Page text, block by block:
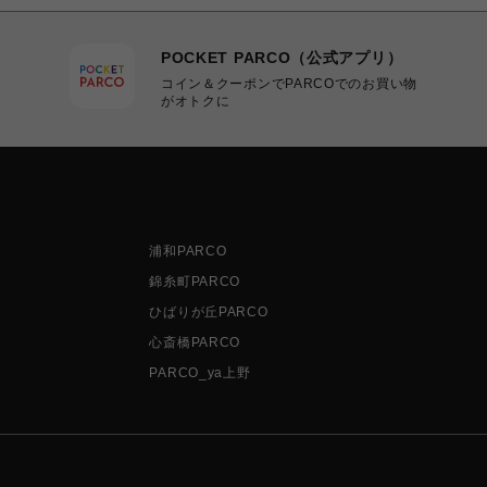
POCKET PARCO（公式アプリ）
コイン＆クーポンでPARCOでのお買い物
がオトクに
浦和PARCO
錦糸町PARCO
ひばりが丘PARCO
心斎橋PARCO
PARCO_ya上野